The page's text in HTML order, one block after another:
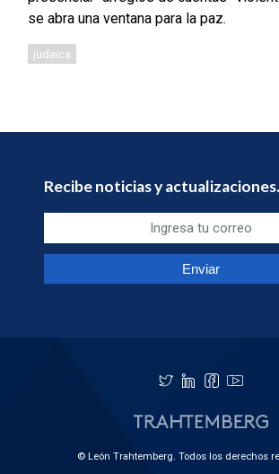
se abra una ventana para la paz.
judaica
Recibe noticias y actualizaciones.
© León Trahtemberg. Todos los derechos